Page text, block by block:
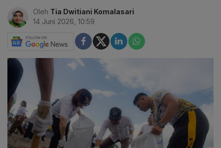
Oleh Tia Dwitiani Komalasari
14 Juni 2026, 10:59